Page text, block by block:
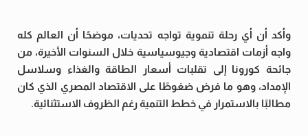
وأكد أن أي رحلة تنموية تواجه تحديات، موضحًا أن العالم كله
واجه أزمات اقتصادية وجيوسياسية خلال السنوات الأخيرة، من
جائحة كورونا إلى تقلبات أسعار الطاقة والغذاء وسلاسل
الإمداد، وهو ما فرض ضغوطًا على الاقتصاد المصري الذي كان
مطالبًا بالاستمرار في خطط التنمية رغم الظروف الاستثنائية.